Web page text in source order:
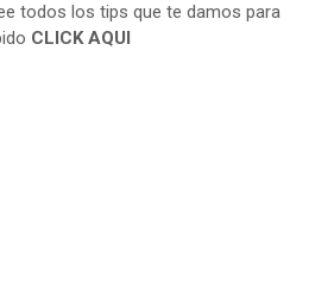
todos los tips que te damos para
CLICK AQUI